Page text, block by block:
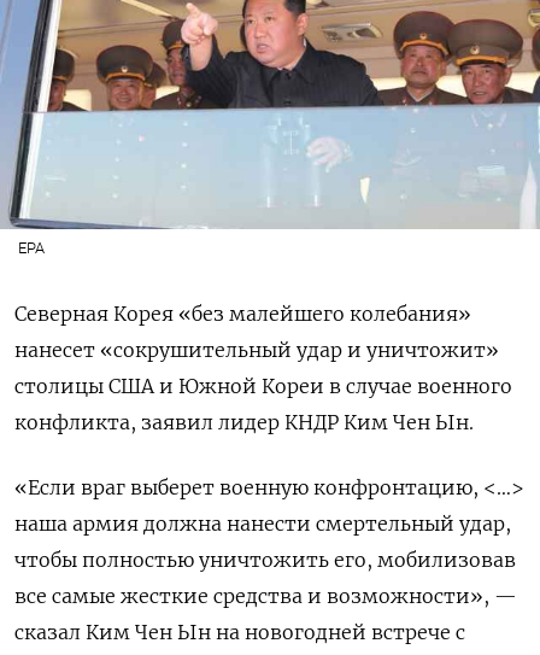
EPA
Северная Корея «без малейшего колебания»
нанесет «сокрушительный удар и уничтожит»
столицы США и Южной Кореи в случае военного
конфликта, заявил лидер КНДР Ким Чен Ын.
«Если враг выберет военную конфронтацию, <…>
наша армия должна нанести смертельный удар,
чтобы полностью уничтожить его, мобилизовав
все самые жесткие средства и возможности», —
сказал Ким Чен Ын на новогодней встрече с